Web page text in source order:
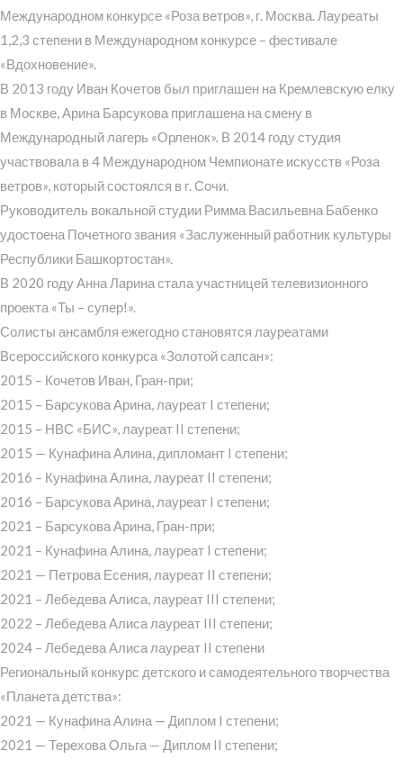
Международном конкурсе «Роза ветров», г. Москва. Лауреаты
1,2,3 степени в Международном конкурсе – фестивале
«Вдохновение».
В 2013 году Иван Кочетов был приглашен на Кремлевскую елку
в Москве, Арина Барсукова приглашена на смену в
Международный лагерь «Орленок». В 2014 году студия
участвовала в 4 Международном Чемпионате искусств «Роза
ветров», который состоялся в г. Сочи.
Руководитель вокальной студии Римма Васильевна Бабенко
удостоена Почетного звания «Заслуженный работник культуры
Республики Башкортостан».
В 2020 году Анна Ларина стала участницей телевизионного
проекта «Ты – супер!».
Солисты ансамбля ежегодно становятся лауреатами
Всероссийского конкурса «Золотой сапсан»:
2015 – Кочетов Иван, Гран-при;
2015 – Барсукова Арина, лауреат I степени;
2015 – НВС «БИС», лауреат II степени;
2015 — Кунафина Алина, дипломант I степени;
2016 – Кунафина Алина, лауреат II степени;
2016 – Барсукова Арина, лауреат I степени;
2021 – Барсукова Арина, Гран-при;
2021 – Кунафина Алина, лауреат I степени;
2021 — Петрова Есения, лауреат II степени;
2021 – Лебедева Алиса, лауреат III степени;
2022 – Лебедева Алиса лауреат III степени;
2024 – Лебедева Алиса лауреат II степени
Региональный конкурс детского и самодеятельного творчества
«Планета детства»:
2021 — Кунафина Алина — Диплом I степени;
2021 — Терехова Ольга — Диплом II степени;